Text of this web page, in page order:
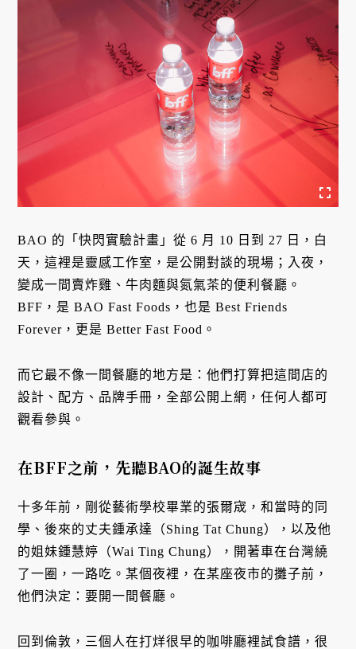
BAO 的「快閃實驗計畫」從 6 月 10 日到 27 日，白
天，這裡是靈感工作室，是公開對談的現場；入夜，
變成一間賣炸雞、牛肉麵與氮氣茶的便利餐廳。
BFF，是 BAO Fast Foods，也是 Best Friends
Forever，更是 Better Fast Food。
而它最不像一間餐廳的地方是：他們打算把這間店的
設計、配方、品牌手冊，全部公開上網，任何人都可
觀看參與。
在BFF之前，先聽BAO的誕生故事
十多年前，剛從藝術學校畢業的張爾宬，和當時的同
學、後來的丈夫鍾承達（Shing Tat Chung），以及他
的姐妹鍾慧婷（Wai Ting Chung），開著車在台灣繞
了一圈，一路吃。某個夜裡，在某座夜市的攤子前，
他們決定：要開一間餐廳。
回到倫敦，三個人在打烊很早的咖啡廳裡試食譜，很